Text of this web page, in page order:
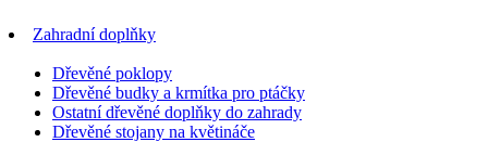
Zahradní doplňky
Dřevěné poklopy
Dřevěné budky a krmítka pro ptáčky
Ostatní dřevěné doplňky do zahrady
Dřevěné stojany na květináče